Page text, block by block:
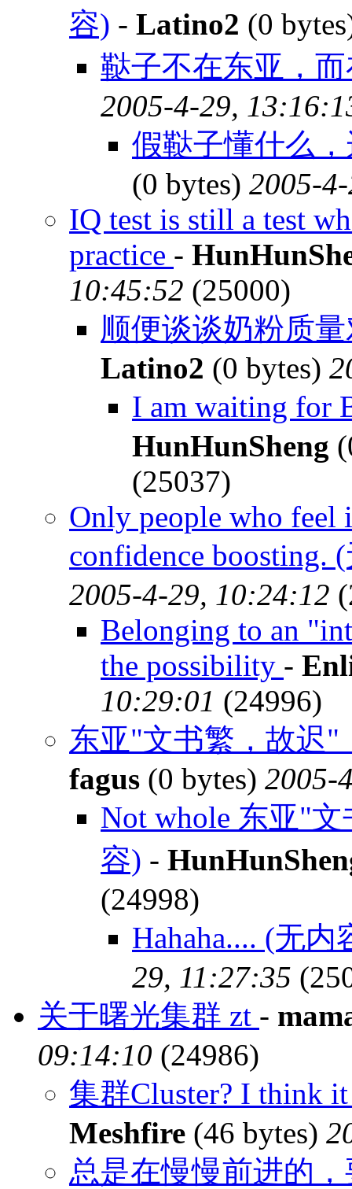
容) - Latino2 (0
鞑子不在东亚，
2005-4-29,
假鞑子懂什么
(0 bytes) 2005-
IQ test is still a test
practice -
10:45:52 (25000)
顺便谈谈奶粉质
Latino2 (0 bytes)
I am waiting for
HunHunSheng
(25037)
Only people who feel
confidence boosting.
2005-4-29, 10:24:12
Belonging to an
the possibility -
10:29:01 (24996)
东亚"文书繁，故迟"
fagus (0 bytes) 2005-
Not whole 东亚"
容) -
(24998)
Hahaha.... (无内
29, 11:27:35
关于曙光集群 zt -
09:14:10 (24986)
集群Cluster? I think
Meshfire (46 bytes)
总是在慢慢前进的